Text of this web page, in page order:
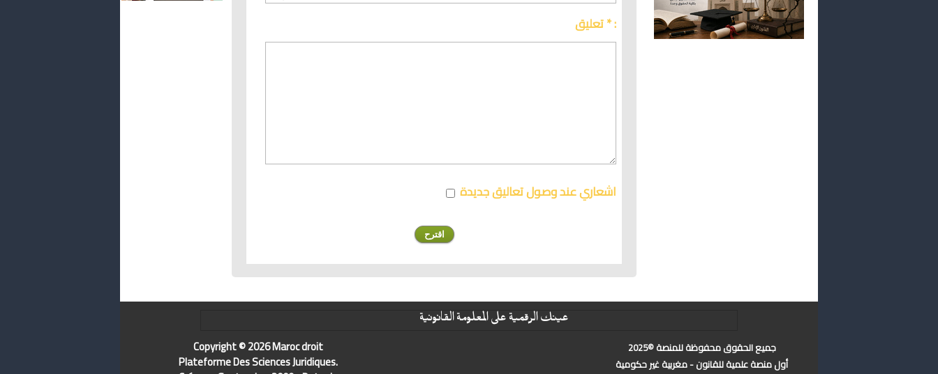
تعليق * :
اشعاري عند وصول تعاليق جديدة
عينك الرقمية على المعلومة القانونية
Copyright © 2026 Maroc droit
Plateforme Des Sciences Juridiques.
جميع الحقوق محفوظة للمنصة ©2025
أول منصة علمية للقانون - مغربية غير حكومية